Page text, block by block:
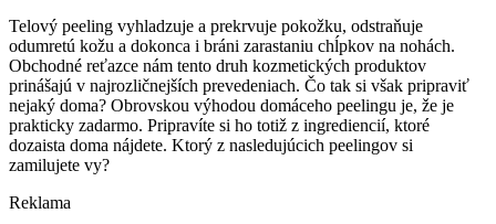
Telový peeling vyhladzuje a prekrvuje pokožku, odstraňuje
odumretú kožu a dokonca i bráni zarastaniu chĺpkov na nohách.
Obchodné reťazce nám tento druh kozmetických produktov
prinášajú v najrozličnejších prevedeniach. Čo tak si však pripraviť
nejaký doma? Obrovskou výhodou domáceho peelingu je, že je
prakticky zadarmo. Pripravíte si ho totiž z ingrediencií, ktoré
dozaista doma nájdete. Ktorý z nasledujúcich peelingov si
zamilujete vy?
Reklama